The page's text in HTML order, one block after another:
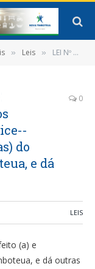
» Leis » LEI Nº 351/2020-B, DE 11 DE SETEMBRO DE 2020 (Fixa os subsídios do Prefeito (a), Vice-­Prefeito (a) e Secretários (as) do Município de Nova Timboteua, e dá outras providências)
do
e dá
0
LEIS
(a) e
e dá outras